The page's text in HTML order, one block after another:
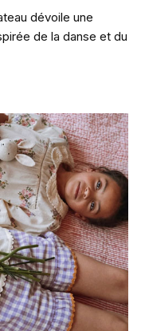
dévoile une
de la danse et du